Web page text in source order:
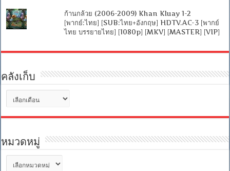
ก้านกล้วย (2006-2009) Khan Kluay 1-2
[พากย์:ไทย] [SUB:ไทย+อังกฤษ] HDTV.AC-3 [พากย์
ไทย บรรยายไทย] [1080p] [MKV] [MASTER] [VIP]
คลังเก็บ
เก็บ
หมวดหมู่